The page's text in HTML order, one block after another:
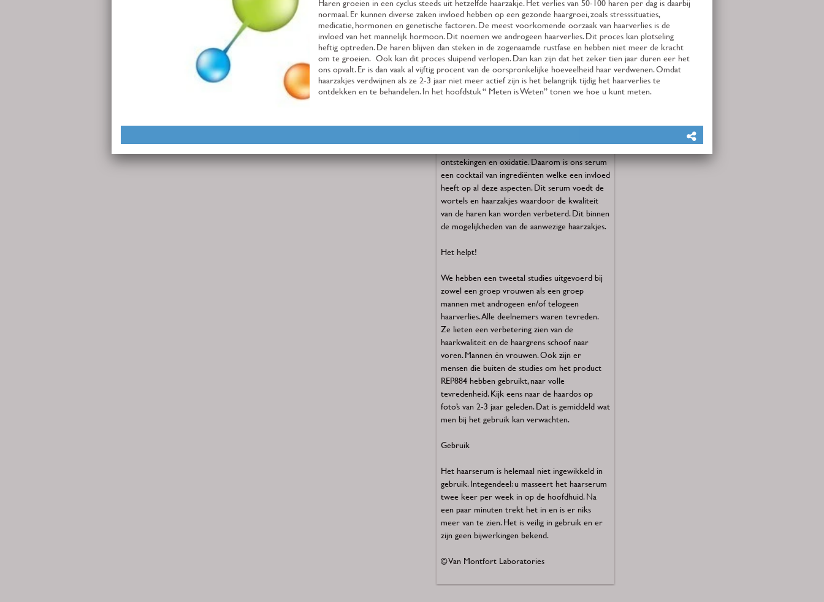
hoeveelheid haar verdwenen. Omdat haarzakjes
verdwijnen als ze 2-3 jaar niet meer actief zijn
is het belangrijk tijdig het haarverlies te
ontdekken en te behandelen. In het hoofdstuk “
Meten is Weten” tonen we hoe u kunt meten.
De samenstelling van ons serum
factoren, de hormoonspiegel, leefstijl,
ontstekingen en oxidatie. Daarom is ons serum
een cocktail van ingrediënten welke een invloed
heeft op al deze aspecten. Dit serum voedt de
wortels en haarzakjes waardoor de kwaliteit
van de haren kan worden verbeterd. Dit binnen
de mogelijkheden van de aanwezige haarzakjes.
Het helpt!
We hebben een tweetal studies uitgevoerd bij
zowel een groep vrouwen als een groep
mannen met androgeen en/of telogeen
haarverlies. Alle deelnemers waren tevreden.
Ze lieten een verbetering zien van de
haarkwaliteit en de haargrens schoof naar
voren. Mannen én vrouwen. Ook zijn er
mensen die buiten de studies om het product
REP884 hebben gebruikt, naar volle
tevredenheid. Kijk eens naar de haardos op
foto’s van 2-3 jaar geleden. Dat is gemiddeld wat
men bij het gebruik kan verwachten.
Gebruik
Het haarserum is helemaal niet ingewikkeld in
gebruik. Integendeel: u masseert het haarserum
twee keer per week in op de hoofdhuid. Na
een paar minuten trekt het in en is er niks
meer van te zien. Het is veilig in gebruik en er
zijn geen bijwerkingen bekend.
© Van Montfort Laboratories